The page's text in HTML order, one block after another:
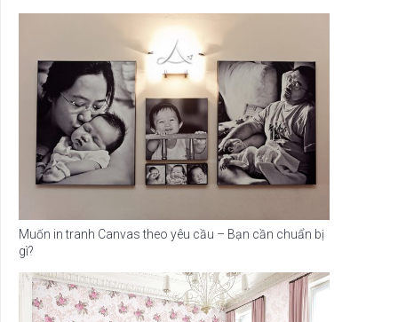
Muốn in tranh Canvas theo yêu cầu – Bạn cần chuẩn bị
gì?